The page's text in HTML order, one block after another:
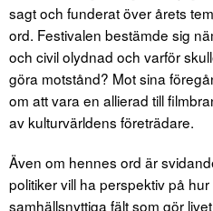
sagt och funderat över årets
ord. Festivalen bestämde sig
och civil olydnad och varför
göra motstånd? Mot sina
om att vara en allierad till
av kulturvärldens företrädare.
Även om hennes ord är
politiker vill ha perspektiv på
samhällsnyttiga fält som gör